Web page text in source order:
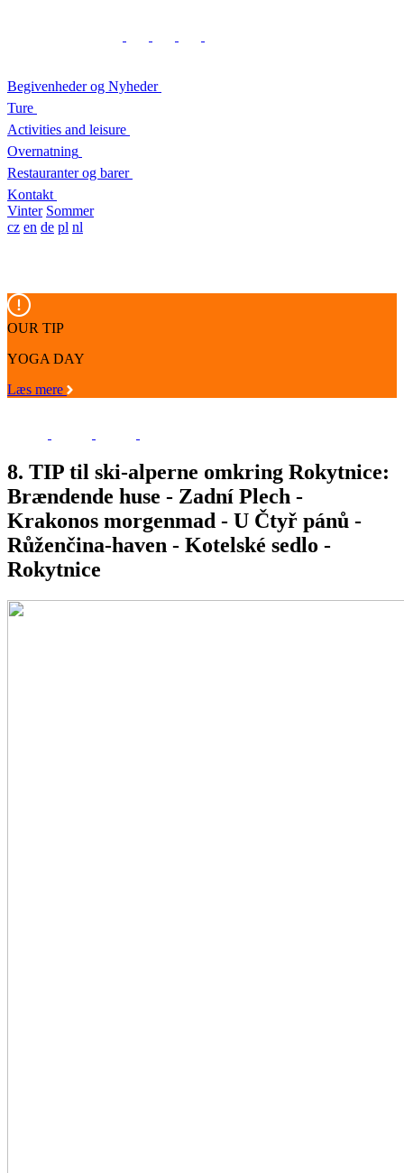
Begivenheder og Nyheder
Ture
Activities and leisure
Overnatning
Restauranter og barer
Kontakt
Vinter Sommer
cz en de pl nl
OUR TIP
YOGA DAY
Læs mere
8. TIP til ski-alperne omkring Rokytnice:
Brændende huse - Zadní Plech -
Krakonos morgenmad - U Čtyř pánů -
Růženčina-haven - Kotelské sedlo -
Rokytnice